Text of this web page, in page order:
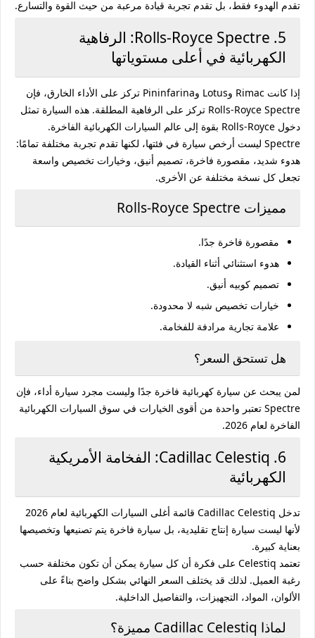
تقدم الهدوء فقط، بل تقدم تجربة قيادة مرعبة من حيث القوة والتسارع.
5. Rolls-Royce Spectre: الرفاهية
الكهربائية في أعلى مستوياتها
إذا كانت Rimac وLotus وPininfarina تركز على الأداء الخارق، فإن
Rolls-Royce Spectre تركز على الرفاهية المطلقة. هذه السيارة تمثل
دخول Rolls-Royce بقوة إلى عالم السيارات الكهربائية الفاخرة.
Spectre ليست أرخص سيارة في فئتها، لكنها تقدم تجربة مختلفة تمامًا:
هدوء شديد، مقصورة فاخرة، تصميم أنيق، وخيارات تخصيص واسعة
تجعل كل نسخة مختلفة عن الأخرى.
مميزات Rolls-Royce Spectre
مقصورة فاخرة جدًا.
هدوء استثنائي أثناء القيادة.
تصميم كوبيه أنيق.
خيارات تخصيص شبه لا محدودة.
علامة تجارية مرادفة للفخامة.
هل تستحق السعر؟
لمن يبحث عن سيارة كهربائية فاخرة جدًا وليست مجرد سيارة أداء، فإن
Spectre تعتبر واحدة من أقوى الخيارات في سوق السيارات الكهربائية
الفاخرة لعام 2026.
6. Cadillac Celestiq: الفخامة الأمريكية
الكهربائية
تدخل Cadillac Celestiq
قائمة أغلى السيارات الكهربائية لعام 2026
لأنها ليست سيارة إنتاج تقليدية، بل سيارة فاخرة يتم تصنيعها وتخصيصها
بعناية كبيرة.
تعتمد Celestiq على فكرة أن كل سيارة يمكن أن تكون مختلفة حسب
رغبة العميل. لذلك قد يختلف السعر النهائي بشكل واضح بناءً على
الألوان، المواد، التجهيزات، والتفاصيل الداخلية.
لماذا Cadillac Celestiq مميزة؟